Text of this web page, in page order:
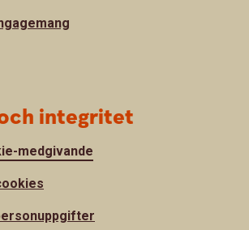
integritet
medgivande